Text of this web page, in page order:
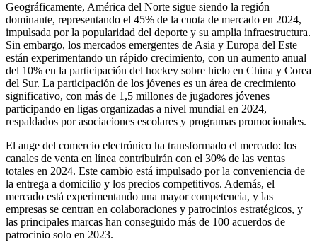
Geográficamente, América del Norte sigue siendo la región
dominante, representando el 45% de la cuota de mercado en 2024,
impulsada por la popularidad del deporte y su amplia infraestructura.
Sin embargo, los mercados emergentes de Asia y Europa del Este
están experimentando un rápido crecimiento, con un aumento anual
del 10% en la participación del hockey sobre hielo en China y Corea
del Sur. La participación de los jóvenes es un área de crecimiento
significativo, con más de 1,5 millones de jugadores jóvenes
participando en ligas organizadas a nivel mundial en 2024,
respaldados por asociaciones escolares y programas promocionales.
El auge del comercio electrónico ha transformado el mercado: los
canales de venta en línea contribuirán con el 30% de las ventas
totales en 2024. Este cambio está impulsado por la conveniencia de
la entrega a domicilio y los precios competitivos. Además, el
mercado está experimentando una mayor competencia, y las
empresas se centran en colaboraciones y patrocinios estratégicos, y
las principales marcas han conseguido más de 100 acuerdos de
patrocinio solo en 2023.